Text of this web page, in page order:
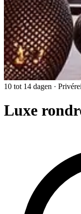
10 tot 14 dagen ·
Luxe